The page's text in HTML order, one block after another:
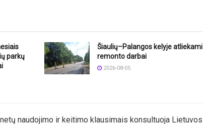
parkų
Šiaulių–Palangos kelyje atliekami
remonto darbai
2026-08-05
naudojimo ir keitimo klausimais konsultuoja Lietuvos